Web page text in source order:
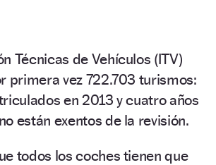
Técnicas de Vehículos (ITV)
primera vez 722.703 turismos:
en 2013 y cuatro años
están exentos de la revisión.
todos los coches tienen que